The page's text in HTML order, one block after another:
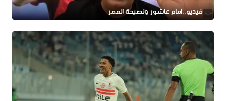
فيديو..امام عاشور ونصيحة العمر